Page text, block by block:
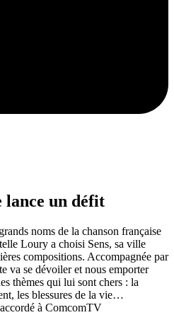
lance un défit
noms de la chanson française
Loury a choisi Sens, sa ville
compositions. Accompagnée par
va se dévoiler et nous emporter
thèmes qui lui sont chers : la
les blessures de la vie…
à ComcomTV